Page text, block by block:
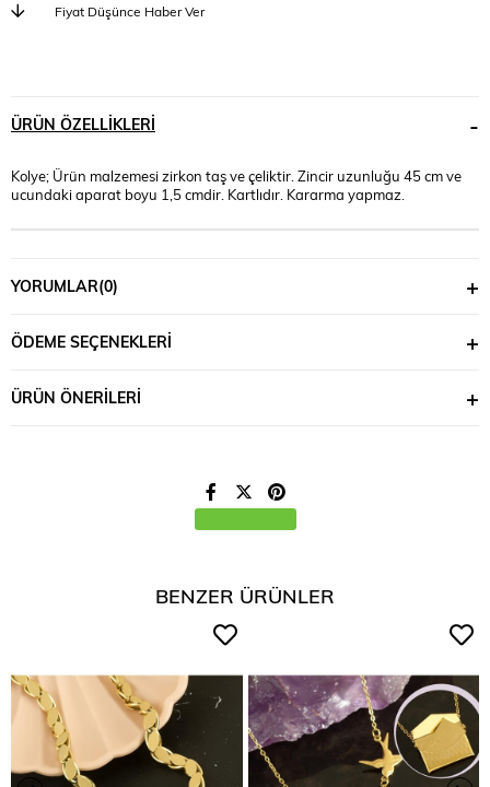
Fiyat Düşünce Haber Ver
ÜRÜN ÖZELLIKLERI
Kolye; Ürün malzemesi zirkon taş ve çeliktir. Zincir uzunluğu 45 cm ve
ucundaki aparat boyu 1,5 cmdir. Kartlıdır. Kararma yapmaz.
YORUMLAR(0)
ÖDEME SEÇENEKLERI
ÜRÜN ÖNERILERI
BENZER ÜRÜNLER